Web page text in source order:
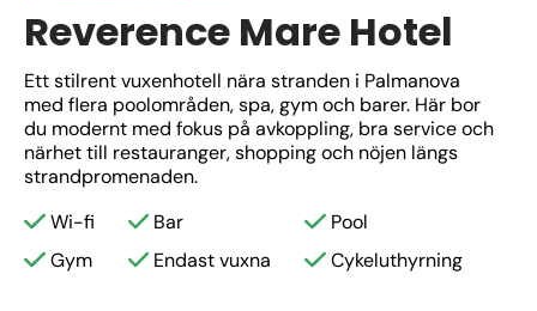
Reverence Mare Hotel
Ett stilrent vuxenhotell nära stranden i Palmanova
med flera poolområden, spa, gym och barer. Här bor
du modernt med fokus på avkoppling, bra service och
närhet till restauranger, shopping och nöjen längs
strandpromenaden.
Wi-fi
Bar
Pool
Gym
Endast vuxna Cykeluthyrning